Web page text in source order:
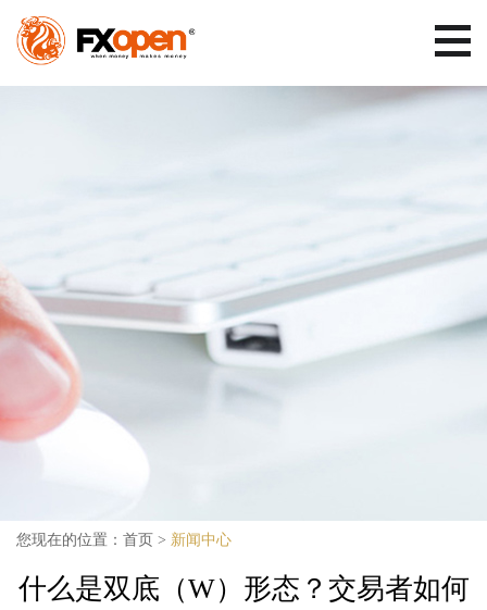
您现在的位置： 首页 > 新闻中心
什么是双底（W）形态？交易者如何